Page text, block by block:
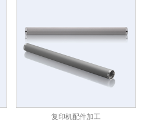
复印机配件加工